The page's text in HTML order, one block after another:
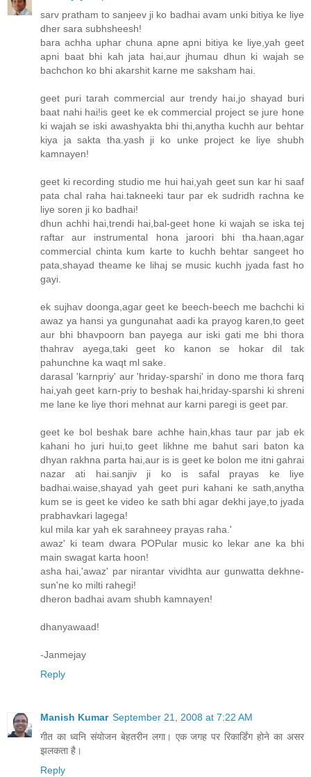
sarv pratham to sanjeev ji ko badhai avam unki bitiya ke liye
dher sara subhsheesh!
bara achha uphar chuna apne apni bitiya ke liye,yah geet
apni baat bhi kah jata hai,aur jhumau dhun ki wajah se
bachchon ko bhi akarshit karne me saksham hai.
geet puri tarah commercial aur trendy hai,jo shayad buri
baat nahi hai!is geet ke ek commercial project se jure hone
ki wajah se iski awashyakta bhi thi,anytha kuchh aur behtar
kiya ja sakta tha.yash ji ko unke project ke liye shubh
kamnayen!
geet ki recording studio me hui hai,yah geet sun kar hi saaf
pata chal raha hai.takneeki taur par ek sudridh rachna ke
liye soren ji ko badhai!
dhun achhi hai,trendi hai,bal-geet hone ki wajah se iska tej
raftar aur instrumental hona jaroori bhi tha.haan,agar
commercial chinta kum karte to kuchh behtar sangeet ho
pata,shayad theame ke lihaj se music kuchh jyada fast ho
gayi.
ek sujhav doonga,agar geet ke beech-beech me bachchi ki
awaz ya hansi ya gungunahat aadi ka prayog karen,to geet
aur bhi bhavpoorn ban payega aur iski gati me bhi thora
thahrav ayega,taki geet ko kanon se hokar dil tak
pahunchne ka waqt ml sake.
darasal 'karnpriy' aur 'hriday-sparshi' in dono me thora farq
hai,yah geet karn-priy to beshak hai,hriday-sparshi ki shreni
me lane ke liye thori mehnat aur karni paregi is geet par.
geet ke bol beshak bare achhe hain,khas taur par jab ek
kahani ho juri hui,to geet likhne me bahut sari baton ka
dhyan rakhna parta hai,aur is is geet ke bolon me itni gahrai
nazar ati hai.sanjiv ji ko is safal prayas ke liye
badhai.waise,shayad yah geet puri kahani ke sath,anytha
kum se is geet ke video ke sath bhi agar dekhi jaye,to jyada
prabhavkari lagega!
kul mila kar yah ek sarahneey prayas raha.'
awaz' ki team dwara POPular music ko lekar ane ka bhi
main swagat karta hoon!
asha hai,'awaz' par nirantar vividhta aur gunwatta dekhne-
sun'ne ko milti rahegi!
dheron badhai avam shubh kamnayen!
dhanyawaad!
-Janmejay
Reply
Manish Kumar September 21, 2008 at 7:22 AM
गीत का ध्वनि संयोजन बेहतरीन लगा। एक जगह पर रिकार्डिंग होने का असर
झलकता है।
Reply